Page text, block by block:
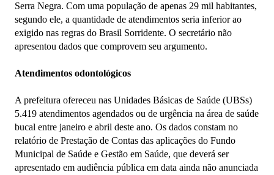
Serra Negra. Com uma população de apenas 29 mil habitantes,
segundo ele, a quantidade de atendimentos seria inferior ao
exigido nas regras do Brasil Sorridente. O secretário não
apresentou dados que comprovem seu argumento.
Atendimentos odontológicos
A prefeitura ofereceu nas Unidades Básicas de Saúde (UBSs)
5.419 atendimentos agendados ou de urgência na área de saúde
bucal entre janeiro e abril deste ano. Os dados constam no
relatório de Prestação de Contas das aplicações do Fundo
Municipal de Saúde e Gestão em Saúde, que deverá ser
apresentado em audiência pública em data ainda não anunciada